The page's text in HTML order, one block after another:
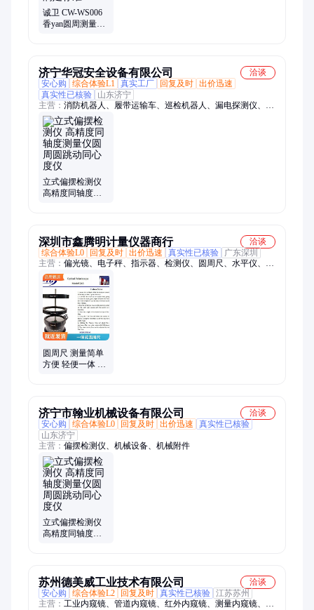
诚卫 CW-WS006
香yan圆周测量仪
济宁华冠安全设备有限公司
洽谈
安心购
综合体验L1 真实工厂 回复及时 出价迅速
真实性已核验
山东济宁
主营： 消防机器人、履带运输车、巡检机器人、漏电探测仪、消
防箱、消防服、破拆工具组、干粉灭火器、打药喷雾机、传感
器、电磁阀、保护器、电动脚手架、装载机电子秤、砌筑升降平
台、光伏板升降机、内撑吊具、混凝土振动棒、打标机、裁剪
机、研磨机、压铆机、小型装载机、洗消剂、防爆风机
立式偏摆检测仪
高精度同轴度测
深圳市鑫腾明计量仪器商行
洽谈
综合体验L0
回复及时 出价迅速 真实性已核验
广东深圳
主营： 偏光镜、电子秤、指示器、检测仪、圆周尺、水平仪、温
湿度仪、测探针、电主轴、千分表、温度计、外卡规、研磨机、
扭力计、马达线、研磨主轴、内测卡规、气动马达、直径卷尺、
精密马达、特斯拉计、锥度塞规、推拉力计、扭力扳手、螺纹环
规
圆周尺 测量简单
方便 轻便一体 鑫
济宁市翰业机械设备有限公司
洽谈
安心购
综合体验L0 回复及时 出价迅速
真实性已核验
山东济宁
主营： 偏摆检测仪、机械设备、机械附件
立式偏摆检测仪
高精度同轴度测
苏州德美威工业技术有限公司
洽谈
安心购
综合体验L2 回复及时 真实性已核验 江苏苏州
主营： 工业内窥镜、管道内窥镜、红外内窥镜、测量内窥镜、扭